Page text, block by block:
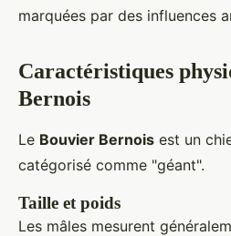
marquées par des influences
Caractéristiques
Bernois
Le Bouvier Bernois est un
catégorisé comme "géant".
Taille et poids
Les mâles mesurent